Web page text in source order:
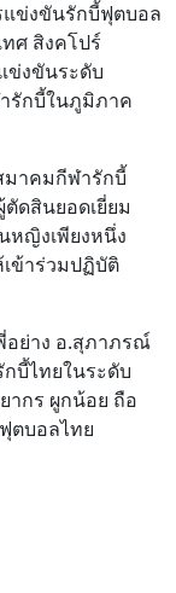
แข่งขันรักบี้ฟุตบอล
ศ สิงคโปร์
ข่งขันระดับ
รักบี้ในภูมิภาค
มาคมกีฬารักบี้
ดสินยอดเยี่ยม
หญิงเพียงหนึ่ง
เข้าร่วมปฏิบัติ
อย่าง อ.สุภาภรณ์
กบี้ไทยในระดับ
ากร ผูกน้อย ถือ
ตบอลไทย